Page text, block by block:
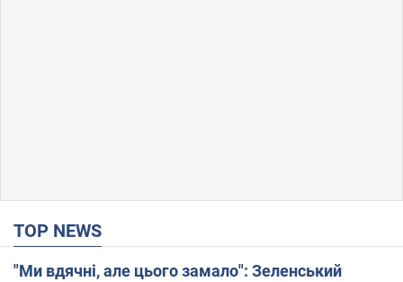
TOP NEWS
"Ми вдячні, але цього замало": Зеленський